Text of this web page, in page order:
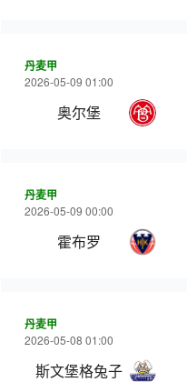
丹麦甲
2026-05-09 01:00
奥尔堡
丹麦甲
2026-05-09 00:00
霍布罗
丹麦甲
2026-05-08 01:00
斯文堡格兔子